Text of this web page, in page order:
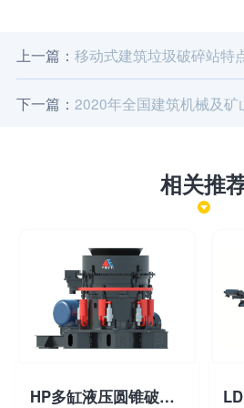
上一篇： 移动式建筑垃圾破碎站特点 建筑工
下一篇： 2020年全国建筑机械及矿山机械交易会
相关推
HP多缸液压圆锥破碎机